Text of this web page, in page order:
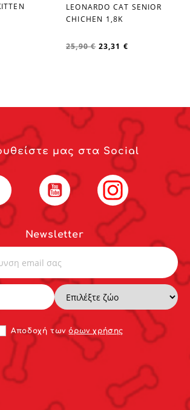
favorite_border
LEONARDO CAT SENIOR
CHICHEN 1,8Κ
25,90 € 23,31 €
Newsletter
Αποδoχή τωνόρων χρήσης
μας στα Social
Facebook YouTube Instagram